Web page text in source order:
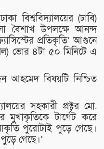
ঢাকা বিশ্ববিদ্যালয়ের (ঢাবি)
বৈশাখ উপলক্ষে আনন্দ
প্রতিকৃতি’ আগুনে
ভোর ৪টা ৫০ মিনিটে এ
আহমেদ বিষয়টি নিশ্চিত
সহকারী প্রক্টর মো.
মুখাকৃতিকে টার্গেট করে
পুরোটাই পুড়ে গেছে।
গেছে।’